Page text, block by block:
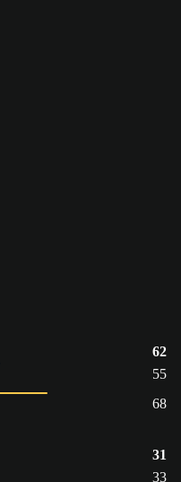
62
55
68
31
33